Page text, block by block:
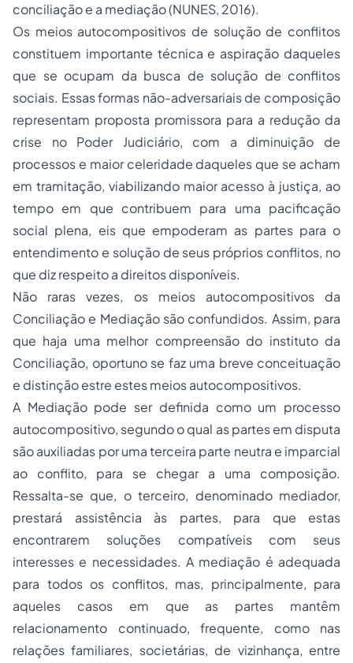
conciliação e a mediação (NUNES, 2016).
Os meios autocompositivos de solução de conflitos
constituem importante técnica e aspiração daqueles
que se ocupam da busca de solução de conflitos
sociais. Essas formas não-adversariais de composição
representam proposta promissora para a redução da
crise no Poder Judiciário, com a diminuição de
processos e maior celeridade daqueles que se acham
em tramitação, viabilizando maior acesso à justiça, ao
tempo em que contribuem para uma pacificação
social plena, eis que empoderam as partes para o
entendimento e solução de seus próprios conflitos, no
que diz respeito a direitos disponíveis.
Não raras vezes, os meios autocompositivos da
Conciliação e Mediação são confundidos. Assim, para
que haja uma melhor compreensão do instituto da
Conciliação, oportuno se faz uma breve conceituação
e distinção estre estes meios autocompositivos.
A Mediação pode ser definida como um processo
autocompositivo, segundo o qual as partes em disputa
são auxiliadas por uma terceira parte neutra e imparcial
ao conflito, para se chegar a uma composição.
Ressalta-se que, o terceiro, denominado mediador,
prestará assistência às partes, para que estas
encontrarem soluções compatíveis com seus
interesses e necessidades. A mediação é adequada
para todos os conflitos, mas, principalmente, para
aqueles casos em que as partes mantêm
relacionamento continuado, frequente, como nas
relações familiares, societárias, de vizinhança, entre